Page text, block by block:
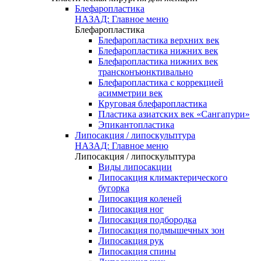
Блефаропластика
НАЗАД: Главное меню
Блефаропластика
Блефаропластика верхних век
Блефаропластика нижних век
Блефаропластика нижних век
трансконъюнктивально
Блефаропластика с коррекцией
асимметрии век
Круговая блефаропластика
Пластика азиатских век «Сангапури»
Эпикантопластика
Липосакция / липоскульптура
НАЗАД: Главное меню
Липосакция / липоскульптура
Виды липосакции
Липосакция климактерического
бугорка
Липосакция коленей
Липосакция ног
Липосакция подбородка
Липосакция подмышечных зон
Липосакция рук
Липосакция спины